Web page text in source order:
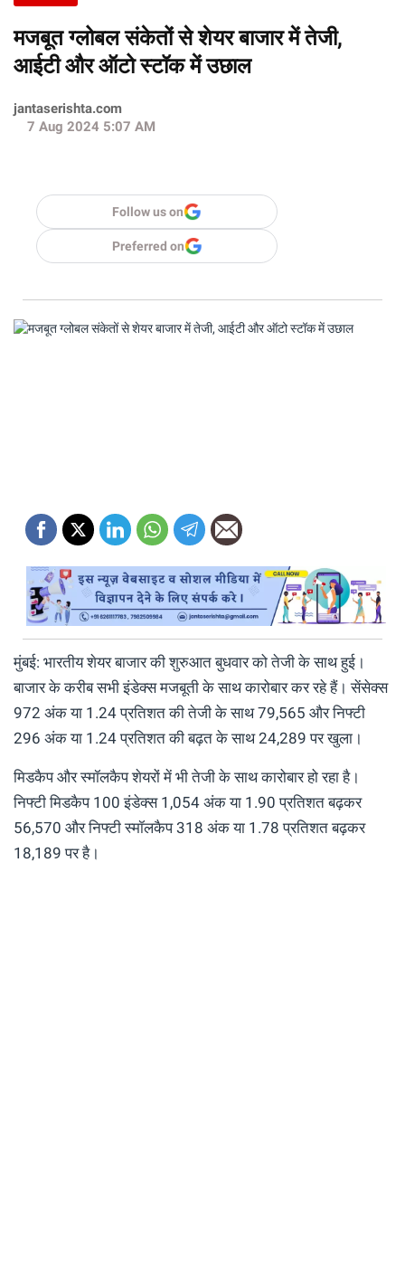
मजबूत ग्लोबल संकेतों से शेयर बाजार में तेजी,
आईटी और ऑटो स्टॉक में उछाल
jantaserishta.com
7 Aug 2024 5:07 AM
Follow us on
Preferred on
मुंबई: भारतीय शेयर बाजार की शुरुआत बुधवार को तेजी के साथ हुई।
बाजार के करीब सभी इंडेक्स मजबूती के साथ कारोबार कर रहे हैं। सेंसेक्स
972 अंक या 1.24 प्रतिशत की तेजी के साथ 79,565 और निफ्टी
296 अंक या 1.24 प्रतिशत की बढ़त के साथ 24,289 पर खुला।
मिडकैप और स्मॉलकैप शेयरों में भी तेजी के साथ कारोबार हो रहा है।
निफ्टी मिडकैप 100 इंडेक्स 1,054 अंक या 1.90 प्रतिशत बढ़कर
56,570 और निफ्टी स्मॉलकैप 318 अंक या 1.78 प्रतिशत बढ़कर
18,189 पर है।